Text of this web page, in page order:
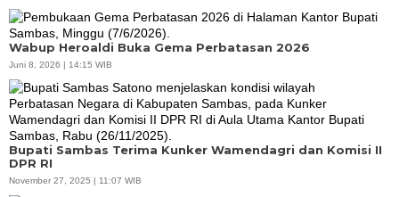
Wabup Heroaldi Buka Gema Perbatasan 2026
Juni 8, 2026 | 14:15 WIB
Bupati Sambas Terima Kunker Wamendagri dan Komisi II
DPR RI
November 27, 2025 | 11:07 WIB